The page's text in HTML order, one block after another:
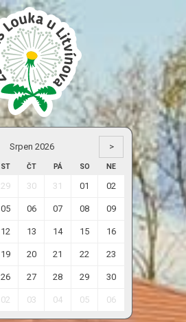
Srpen 2026 >
ST ČT PÁ SO NE
29 30 31 01 02
05 06 07 08 09
12 13 14 15 16
19 20 21 22 23
26 27 28 29 30
02 03 04 05 06